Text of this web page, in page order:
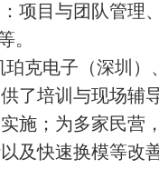
项目与团队管理
。
克电子（深圳）
了培训与现场辅
施；为多家民营
及快速换模等改